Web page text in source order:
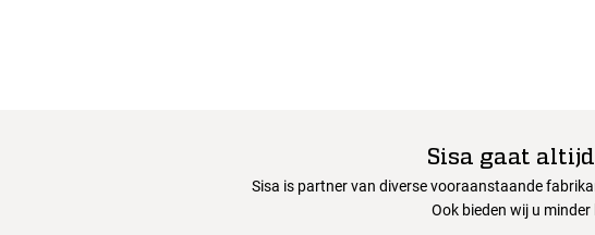
Sisa gaat
Sisa is partner van diverse vooraanstaande
Ook bieden wij u